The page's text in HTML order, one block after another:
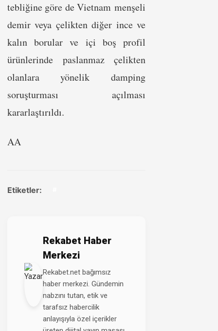
tebliğine göre de Vietnam menşeli
demir veya çelikten diğer ince ve
kalın borular ve içi boş profil
ürünlerinde paslanmaz çelikten
olanlara yönelik damping
soruşturması açılması
kararlaştırıldı.
AA
Etiketler:
Rekabet Haber
Merkezi
Rekabet.net bağımsız
haber merkezi. Gündemin
nabzını tutan, etik ve
tarafsız habercilik
anlayışıyla özel içerikler